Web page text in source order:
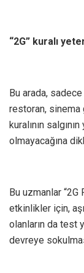
“2G” kuralı
Bu arada,
restoran, sinema
kuralının
olmayacağına
Bu uzmanlar
etkinlikler için,
olanların da test
devreye